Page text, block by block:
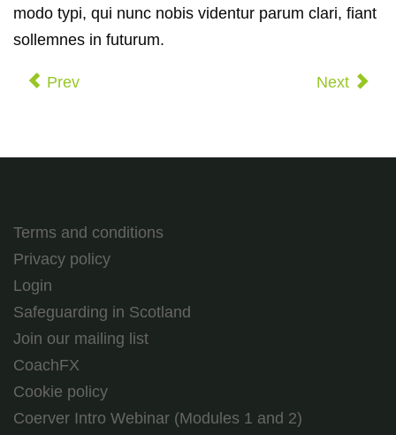
modo typi, qui nunc nobis videntur parum clari, fiant
sollemnes in futurum.
Prev Next
Terms and conditions
Privacy policy
Login
Safeguarding in Scotland
Join our mailing list
CoachFX
Cookie policy
Coerver Intro Webinar (Modules 1 and 2)